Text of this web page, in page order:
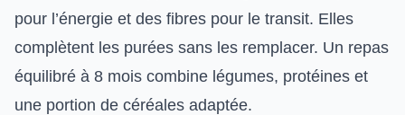
pour l’énergie et des fibres pour le transit. Elles
complètent les purées sans les remplacer. Un repas
équilibré à 8 mois combine légumes, protéines et
une portion de céréales adaptée.